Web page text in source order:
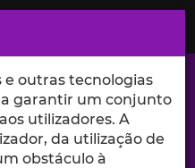
ciência no Iscte
e outras tecnologias
garantir um conjunto
utilizadores. A
da utilização de
obstáculo à